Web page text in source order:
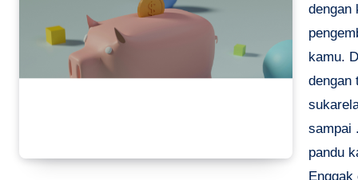
dengan
kamu.
dengan
sampai
pandu